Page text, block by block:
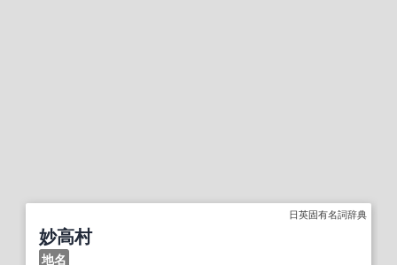
日英固有名詞辞典
妙高村
地名